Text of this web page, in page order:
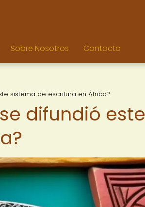
Sobre Nosotros Contacto
sistema de escritura en África?
difundió este